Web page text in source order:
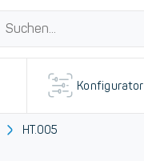
Konfigurator
HT.005